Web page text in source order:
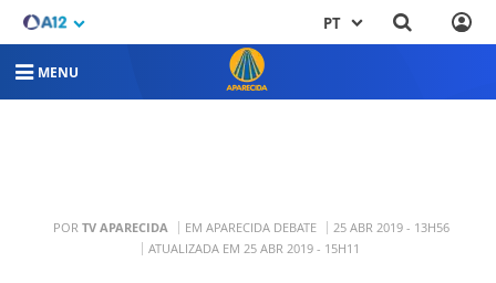
PT
MENU
POR TV APARECIDA EM APARECIDA DEBATE
25 ABR 2019 - 13H56
ATUALIZADA EM 25 ABR 2019 - 15H11